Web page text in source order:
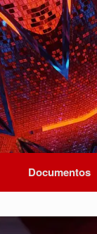
Documentos